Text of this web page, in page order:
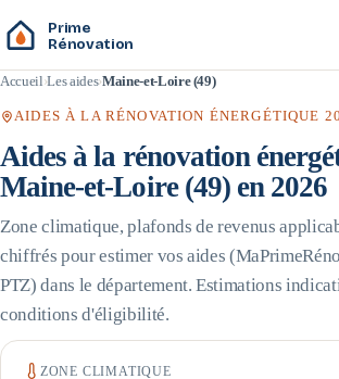
Prime
Rénovation
Accueil Les aides Maine-et-Loire (49)
AIDES À LA RÉNOVATION ÉNERGÉTIQUE
Aides à la rénovation
Maine-et-Loire(49) en 2026
Zone climatique, plafonds de revenus
chiffrés pour estimer vos aides
PTZ) dans le département. Estimations
conditions d'éligibilité.
ZONE CLIMATIQUE